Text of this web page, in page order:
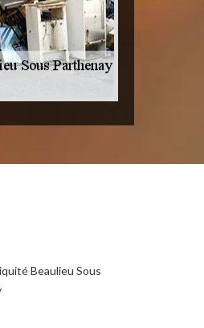
Beaulieu Sous